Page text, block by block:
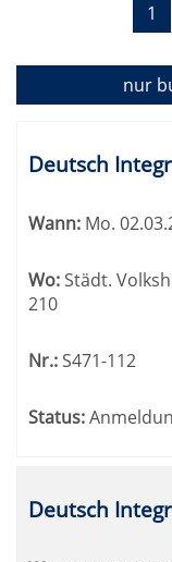
1
nur
können
werden.
Deutsch
Wann: Mo.
Wo:Städt.
210
Nr.:S471-112
Status:
Deutsch